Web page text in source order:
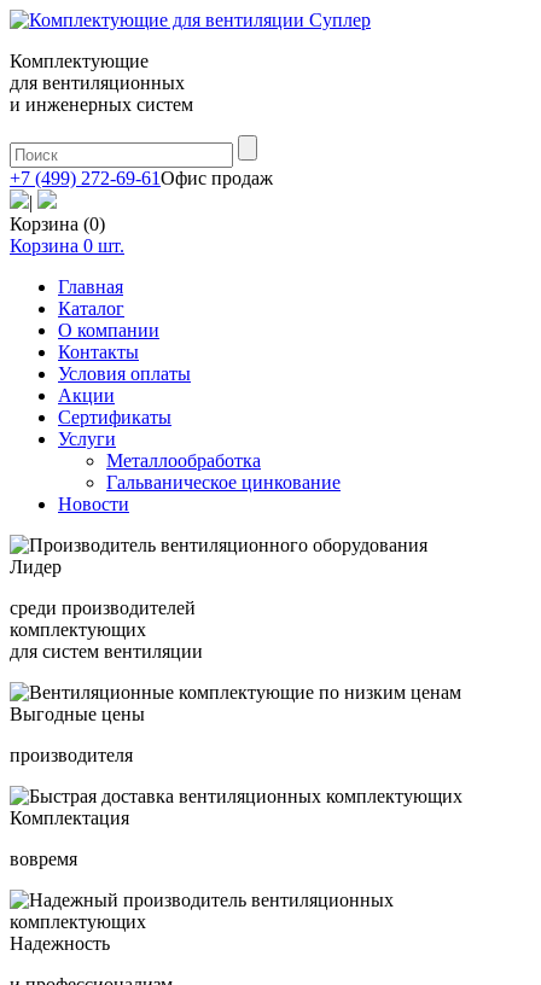
Комплектующие
для вентиляционных
и инженерных систем
+7 (499) 272-69-61Офис продаж
|
Корзина (0)
Корзина 0 шт.
Главная
Каталог
О компании
Контакты
Условия оплаты
Акции
Сертификаты
Услуги
Металлообработка
Гальваническое цинкование
Новости
Лидер
среди производителей
комплектующих
для систем вентиляции
Выгодные цены
производителя
Комплектация
вовремя
Надежность